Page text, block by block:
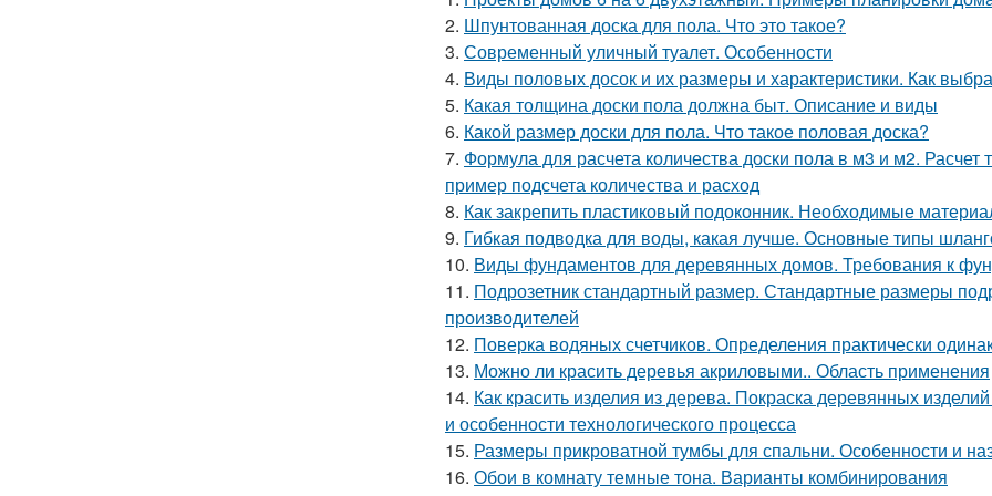
2. Шпунтованная доска для пола. Что это такое?
3. Современный уличный туалет. Особенности
4. Виды половых досок и их размеры и характеристики. Как
5. Какая толщина доски пола должна быт. Описание и виды
6. Какой размер доски для пола. Что такое половая доска?
7. Формула для расчета количества доски пола в м3 и м2.
пример подсчета количества и расход
8. Как закрепить пластиковый подоконник. Необходимые
9. Гибкая подводка для воды, какая лучше. Основные типы
10. Виды фундаментов для деревянных домов. Требования к
11. Подрозетник стандартный размер. Стандартные размеры
производителей
12. Поверка водяных счетчиков. Определения практически
13. Можно ли красить деревья акриловыми.. Область применения
14. Как красить изделия из дерева. Покраска деревянных
и особенности технологического процесса
15. Размеры прикроватной тумбы для спальни. Особенности и
16. Обои в комнату темные тона. Варианты комбинирования